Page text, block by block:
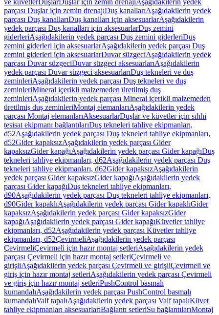
ve küvetlerDuşlarDuşlar için zemin drenajıAşağıdakilerin yedek
parçası Duşlar için zemin drenajıDuş kanallarıAşağıdakilerin yedek
parçası Duş kanallarıDuş kanalları için aksesuarlarAşağıdakilerin
yedek parçası Duş kanalları için aksesuarlarDuş zemini
giderleriAşağıdakilerin yedek parçası Duş zemini giderleriDuş
zemini giderleri için aksesuarlarAşağıdakilerin yedek parçası Duş
zemini giderleri için aksesuarlarDuvar süzgeciAşağıdakilerin yedek
parçası Duvar süzgeciDuvar süzgeci aksesuarlarıAşağıdakilerin
yedek parçası Duvar süzgeci aksesuarlarıDuş tekneleri ve duş
zeminleriAşağıdakilerin yedek parçası Duş tekneleri ve duş
zeminleriMineral içerikli malzemeden üretilmiş duş
zeminleriAşağıdakilerin yedek parçası Mineral içerikli malzemeden
üretilmiş duş zeminleriMontaj elemanlarıAşağıdakilerin yedek
parçası Montaj elemanlarıAksesuarlarDuşlar ve küvetler için sıhhi
tesisat ekipmanı bağlantılarıDuş tekneleri tahliye ekipmanları,
d52Aşağıdakilerin yedek parçası Duş tekneleri tahliye ekipmanları,
d52Gider kapaksızAşağıdakilerin yedek parçası Gider
kapaksızGider kapağıAşağıdakilerin yedek parçası Gider kapağıDuş
tekneleri tahliye ekipmanları, d62Aşağıdakilerin yedek parçası Duş
tekneleri tahliye ekipmanları, d62Gider kapaksızAşağıdakilerin
yedek parçası Gider kapaksızGider kapağıAşağıdakilerin yedek
parçası Gider kapağıDuş tekneleri tahliye ekipmanları,
d90Aşağıdakilerin yedek parçası Duş tekneleri tahliye ekipmanları,
d90Gider kapaklıAşağıdakilerin yedek parçası Gider kapaklıGider
kapaksızAşağıdakilerin yedek parçası Gider kapaksızGider
kapağıAşağıdakilerin yedek parçası Gider kapağıKüvetler tahliye
ekipmanları, d52Aşağıdakilerin yedek parçası Küvetler tahliye
ekipmanları, d52ÇevirmeliAşağıdakilerin yedek parçası
ÇevirmeliÇevirmeli için hazır montaj setleriAşağıdakilerin yedek
parçası Çevirmeli için hazır montaj setleriÇevirmeli ve
girişliAşağıdakilerin yedek parçası Çevirmeli ve girişliÇevirmeli ve
giriş için hazır montaj setleriAşağıdakilerin yedek parçası Çevirmeli
ve giriş için hazır montaj setleriPushControl basmalı
kumandalıAşağıdakilerin yedek parçası PushControl basmalı
kumandalıValf tapalıAşağıdakilerin yedek parçası Valf tapalıKüvet
tahliye ekipmanları aksesuarlarıBağlantı setleriSu bağlantılarıMontaj